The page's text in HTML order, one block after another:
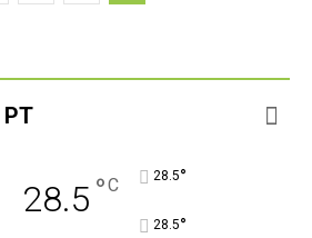
PT
28.5 °C 28.5°
28.5°